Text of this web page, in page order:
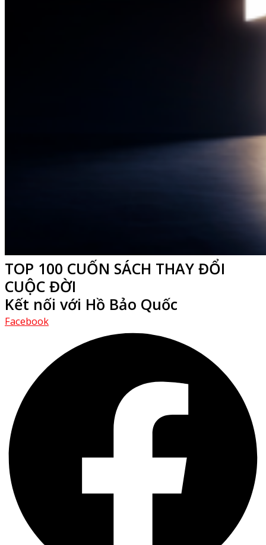
TOP 100 CUỐN SÁCH THAY ĐỔI
CUỘC ĐỜI
Kết nối với Hồ Bảo Quốc
Facebook